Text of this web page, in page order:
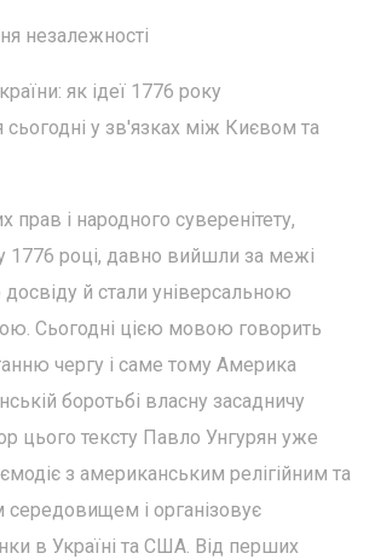
незалежності
як ідеї 1776 року
у зв'язках між Києвом та
прав і народного суверенітету,
1776 році, давно вийшли за межі
й стали універсальною
Сьогодні цією мовою говорить
чергу і саме тому Америка
боротьбі власну засадничу
цього тексту Павло Унгурян уже
з американським релігійним та
і організовує
в Україні та США. Від перших